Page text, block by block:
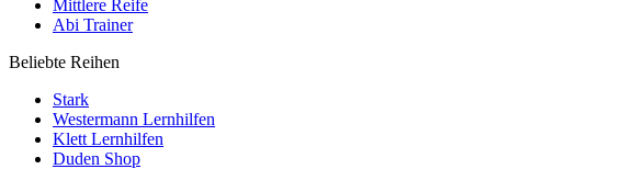
Mittlere Reife
Abi Trainer
Beliebte Reihen
Stark
Westermann Lernhilfen
Klett Lernhilfen
Duden Shop